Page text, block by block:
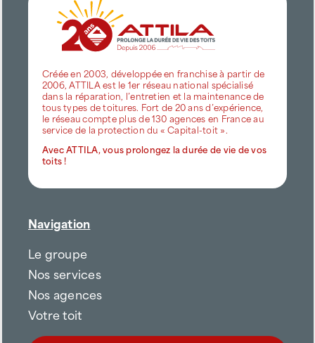
Créée en 2003, développée en franchise à partir de
2006, ATTILA est le 1er réseau national spécialisé
dans la réparation, l’entretien et la maintenance de
tous types de toitures. Fort de 20 ans d’expérience,
le réseau compte plus de 130 agences en France au
service de la protection du « Capital-toit ».
Avec ATTILA, vous prolongez la durée de vie de vos
toits !
Navigation
Le groupe
Nos services
Nos agences
Votre toit